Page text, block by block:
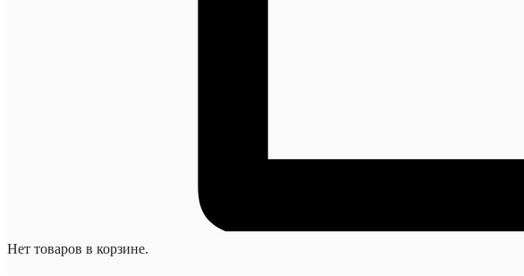
Нет товаров в корзине.